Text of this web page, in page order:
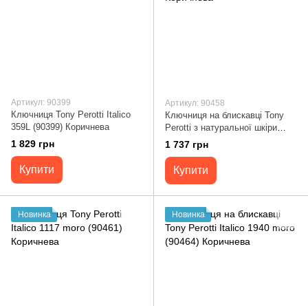
Артикул: 90399
Ключниця Tony Perotti Italico
359L (90399) Коричнева
1 829 грн
Купити
Артикул: 90458
Ключниця на блискавці Tony
Perotti з натуральної шкіри
Italico 109 (90458) Коричнева
1 737 грн
Купити
Новинка Новинка